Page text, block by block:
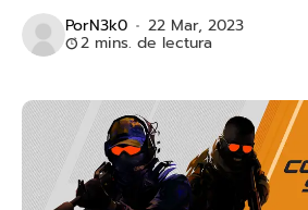
PorN3k0 22 Mar, 2023
2 mins. de lectura